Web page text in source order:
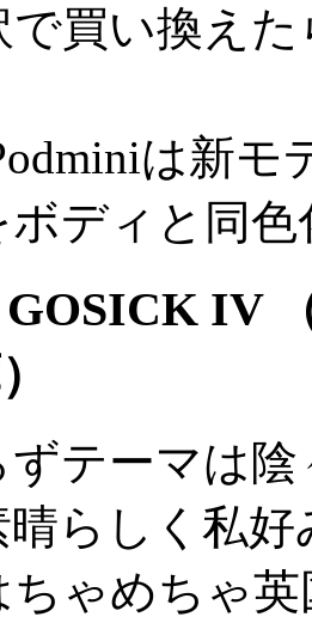
で買い換え
は新
ボディと同
IV
テーマは
らしく私好
ちゃめちゃ